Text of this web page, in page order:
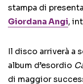
stampa di
Giordana Angi,
Il disco arriverà a
album d’esordio
di maggior